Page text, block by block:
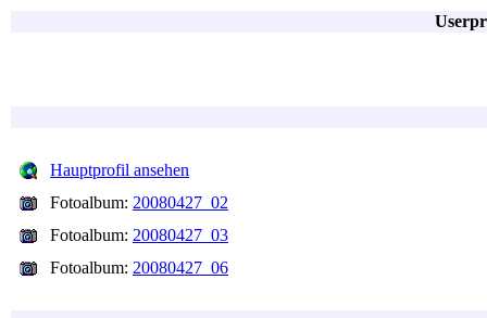
Hauptprofil ansehen
Fotoalbum: 20080427_02
Fotoalbum: 20080427_03
Fotoalbum: 20080427_06